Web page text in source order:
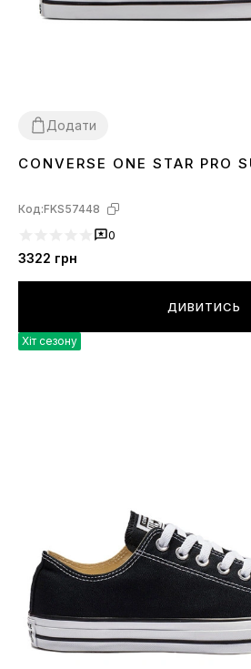
Додати
384142 4344
CONVERSE ONE STAR PRO
Код:FKS57448
0
3322 грн
ДИВИТИСЬ
Хіт сезону